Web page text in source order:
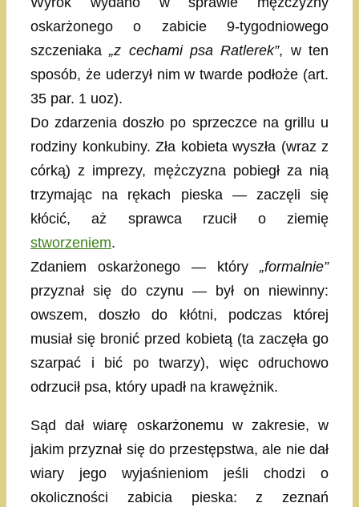
oskarżonego o zabicie 9-tygodniowego
szczeniaka„z cechami psa Ratlerek”, w ten
sposób, że uderzył nim w twarde podłoże (art.
35 par. 1 uoz).
Do zdarzenia doszło po sprzeczce na grillu u
rodziny konkubiny. Zła kobieta wyszła (wraz z
córką) z imprezy, mężczyzna pobiegł za nią
trzymając na rękach pieska — zaczęli się
kłócić, aż sprawca rzucił o ziemię
stworzeniem.
Zdaniem oskarżonego — który „formalnie”
przyznał się do czynu — był on niewinny:
owszem, doszło do kłótni, podczas której
musiał się bronić przed kobietą (ta zaczęła go
szarpać i bić po twarzy), więc odruchowo
odrzucił psa, który upadł na krawężnik.
Sąd dał wiarę oskarżonemu w zakresie, w
jakim przyznał się do przestępstwa, ale nie dał
wiary jego wyjaśnieniom jeśli chodzi o
okoliczności zabicia pieska: z zeznań